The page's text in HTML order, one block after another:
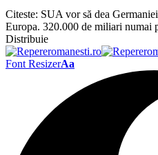
Citeste: SUA vor să dea
Europa. 320.000 de miliari numai
Distribuie
Font ResizerAa